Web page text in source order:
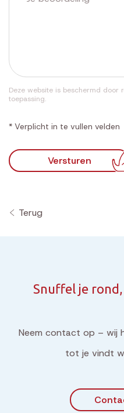
Deze website is beschermd door
toepassing.
* Verplicht in te vullen velden
Versturen
Terug
Snuffel je
Neem contact op – wij
tot je vindt